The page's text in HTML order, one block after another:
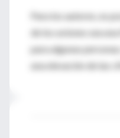
Para los autores, es
de los aviones sea
para algunas
una elevación de las